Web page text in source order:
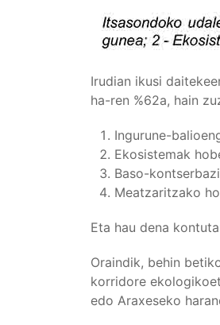
Irudian ikusi
ha-ren %62a, hain
Ingurune-
Ekosistemak
Baso-
Meatzaritzako
Eta hau dena
Oraindik, behin
korridore
edo Araxeseko